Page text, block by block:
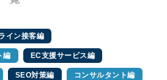
イン接客編
編 EC支援サービス編
SEO対策編 コンサルタント編